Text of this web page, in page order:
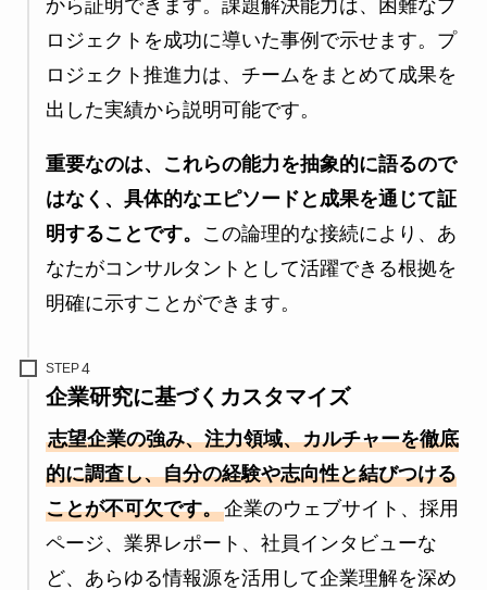
から証明できます。課題解決能力は、困難なプ
ロジェクトを成功に導いた事例で示せます。プ
ロジェクト推進力は、チームをまとめて成果を
出した実績から説明可能です。
重要なのは、これらの能力を抽象的に語るので
はなく、具体的なエピソードと成果を通じて証
明することです。
この論理的な接続により、あ
なたがコンサルタントとして活躍できる根拠を
明確に示すことができます。
STEP
企業研究に基づくカスタマイズ
志望企業の強み、注力領域、カルチャーを徹底
的に調査し、自分の経験や志向性と結びつける
ことが不可欠です。企業のウェブサイト、採用
ページ、業界レポート、社員インタビューな
ど、あらゆる情報源を活用して企業理解を深め